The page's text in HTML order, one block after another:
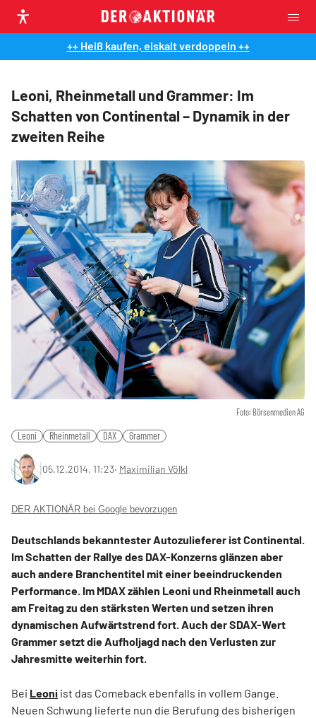
++ Heiß kaufen, eiskalt verdoppeln ++
Leoni, Rheinmetall und Grammer: Im
Schatten von Continental – Dynamik in der
zweiten Reihe
Foto: Börsenmedien AG
Leoni Rheinmetall DAX Grammer
05.12.2014, 11:23‧ Maximilian Völkl
DER AKTIONÄR bei Google bevorzugen
Deutschlands bekanntester Autozulieferer ist Continental.
Im Schatten der Rallye des DAX-Konzerns glänzen aber
auch andere Branchentitel mit einer beeindruckenden
Performance. Im MDAX zählen Leoni und Rheinmetall auch
am Freitag zu den stärksten Werten und setzen ihren
dynamischen Aufwärtstrend fort. Auch der SDAX-Wert
Grammer setzt die Aufholjagd nach den Verlusten zur
Jahresmitte weiterhin fort.
Bei Leoni ist das Comeback ebenfalls in vollem Gange.
Neuen Schwung lieferte nun die Berufung des bisherigen